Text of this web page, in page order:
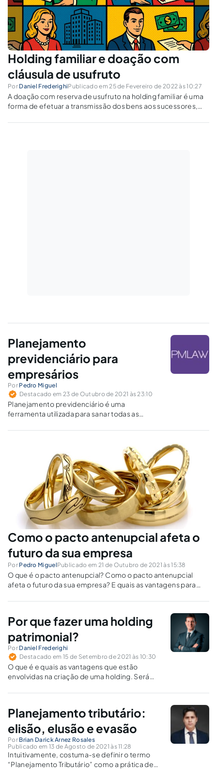
Holding familiar e doação com
cláusula de usufruto
Por Daniel FrederighiPublicado em 25 de Fevereiro de 2022 às 10:27
A doação com reserva de usufruto na holding familiar é uma
forma de efetuar a transmissão dos bens aos sucessores,
Planejamento
previdenciário para
empresários
Por Pedro Miguel
Destacado em 23 de Outubro de 2021 às 23:10
Planejamento previdenciário é uma
ferramenta utilizada para sanar todas as
pois é feita uma análise minuciosa do histórico
Como o pacto antenupcial afeta o
futuro da sua empresa
Por Pedro MiguelPublicado em 21 de Outubro de 2021 às 15:38
O que é o pacto antenupcial? Como o pacto antenupcial
afeta o futuro da sua empresa? E quais as vantagens para
Por que fazer uma holding
patrimonial?
Por Daniel Frederighi
Destacado em 15 de Setembro de 2021 às 10:30
O que é e quais as vantagens que estão
envolvidas na criação de uma holding. Será
Planejamento tributário:
elisão, elusão e evasão
Por Brian Darick Arnez Rosales
Publicado em 13 de Agosto de 2021 às 11:28
Intuitivamente, costuma-se definir o termo
“Planejamento Tributário” como a prática de